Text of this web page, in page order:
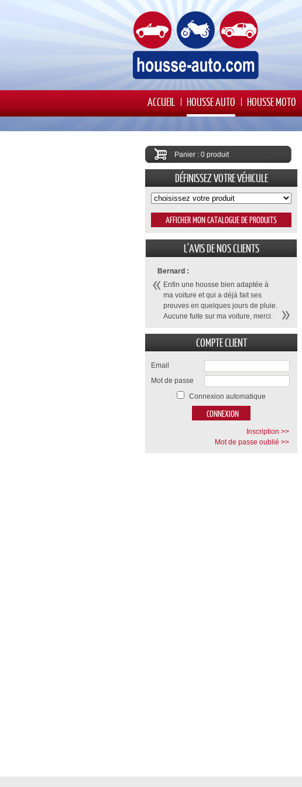
ACCUEIL HOUSSE AUTO HOUSSE MOTO
Panier : 0 produit
DÉFINISSEZ VOTRE VÉHICULE
L'AVIS DE NOS CLIENTS
Bernard :
Enfin une housse bien adaptée à
ma voiture et qui a déjà fait ses
preuves en quelques jours de pluie.
Aucune fuite sur ma voiture, merci.
COMPTE CLIENT
Email
Mot de passe
Connexion automatique
Inscription >>
Mot de passe oublié >>